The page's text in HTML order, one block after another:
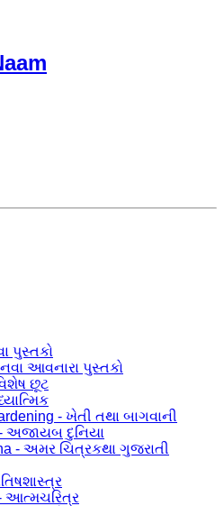
પુસ્તકો
આવનારા પુસ્તકો
છૂટ
- ખેતી તથા બાગવાની
અજાયબ દુનિયા
- અમર ચિત્રકથા ગુજરાતી
આત્મચરિત્ર